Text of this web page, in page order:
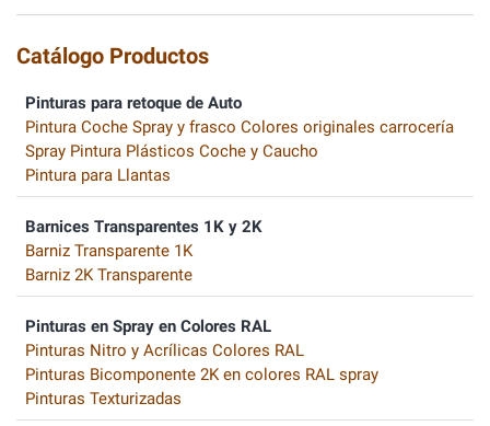
Catálogo Productos
Pinturas para retoque de Auto
Pintura Coche Spray y frasco Colores originales carrocería
Spray Pintura Plásticos Coche y Caucho
Pintura para Llantas
Barnices Transparentes 1K y 2K
Barniz Transparente 1K
Barniz 2K Transparente
Pinturas en Spray en Colores RAL
Pinturas Nitro y Acrílicas Colores RAL
Pinturas Bicomponente 2K en colores RAL spray
Pinturas Texturizadas